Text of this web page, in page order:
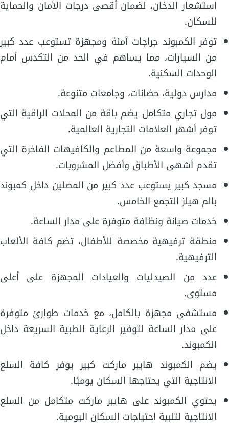
استشعار الدخان، لضمان أقصى درجات الأمان والحماية
للسكان.
توفر الكمبوند جراجات آمنة ومجهزة تستوعب عدد كبير
من السيارات، مما يساهم في الحد من التكدس أمام
الوحدات السكنية.
مدارس دولية، حضانات، وجامعات متنوعة.
مول تجاري متكامل يضم باقة من المحلات الراقية التي
توفر أشهر العلامات التجارية العالمية.
مجموعة واسعة من المطاعم والكافيهات الفاخرة التي
تقدم أشهى الأطباق وأفضل المشروبات.
مسجد كبير يستوعب عدد كبير من المصلين داخل كمبوند
بالم هيلز التجمع الخامس.
خدمات صيانة ونظافة متوفرة على مدار الساعة.
منطقة ترفيهية مخصصة للأطفال، تضم كافة الألعاب
الترفيهية.
عدد من الصيدليات والعيادات المجهزة على أعلى
مستوى.
مستشفى مجهزة بالكامل، مع خدمات طوارئ متوفرة
على مدار الساعة لتوفير الرعاية الطبية السريعة داخل
الكمبوند.
يضم الكمبوند هايبر ماركت كبير يوفر كافة السلع
الانتاجية التي يحتاجها السكان يوميًا.
يحتوي الكمبوند على هايبر ماركت متكامل من السلع
الانتاجية لتلبية احتياجات السكان اليومية.